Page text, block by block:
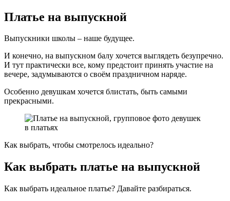
Платье на выпускной
Выпускники школы – наше будущее.
И конечно, на выпускном балу хочется выглядеть безупречно.
И тут практически все, кому предстоит принять участие на
вечере, задумываются о своём праздничном наряде.
Особенно девушкам хочется блистать, быть самыми
прекрасными.
Как выбрать, чтобы смотрелось идеально?
Как выбрать платье на выпускной
Как выбрать идеальное платье? Давайте разбираться.